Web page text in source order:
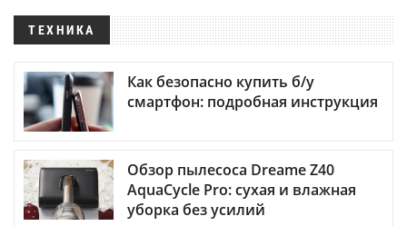
ТЕХНИКА
Как безопасно купить б/у
смартфон: подробная инструкция
Обзор пылесоса Dreame Z40
AquaCycle Pro: сухая и влажная
уборка без усилий